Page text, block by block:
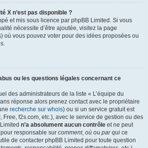
X n’est pas disponible ?
et mis sous licence par phpBB Limited. Si vous
nécessite d’être ajoutée, visitez la page
où vous pouvez voter pour des idées proposées ou
ou les questions légales concernant ce
des administrateurs de la liste « L’équipe du
réponse alors prenez contact avec le propriétaire
recherche sur whois) ou si un service gratuit est
Free, f2s.com, etc.), avec le service de gestion ou des
n’a absolument aucun contrôle et ne peut
responsable sur comment, où ou par qui ce
de contacter phpBB Limited pour toute question